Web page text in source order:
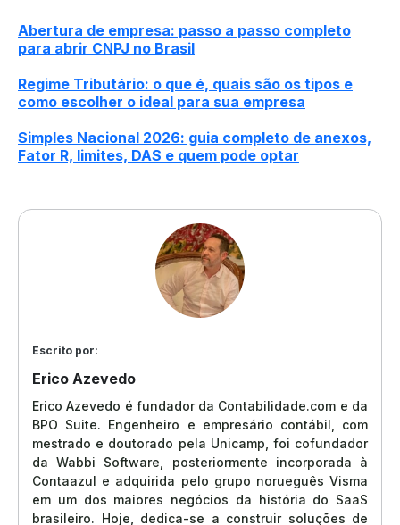
Abertura de empresa: passo a passo completo
para abrir CNPJ no Brasil
Regime Tributário: o que é, quais são os tipos e
como escolher o ideal para sua empresa
Simples Nacional 2026: guia completo de anexos,
Fator R, limites, DAS e quem pode optar
Escrito por:
Erico Azevedo
Erico Azevedo é fundador da Contabilidade.com e da
BPO Suite. Engenheiro e empresário contábil, com
mestrado e doutorado pela Unicamp, foi cofundador
da Wabbi Software, posteriormente incorporada à
Contaazul e adquirida pelo grupo norueguês Visma
em um dos maiores negócios da história do SaaS
brasileiro. Hoje, dedica-se a construir soluções de